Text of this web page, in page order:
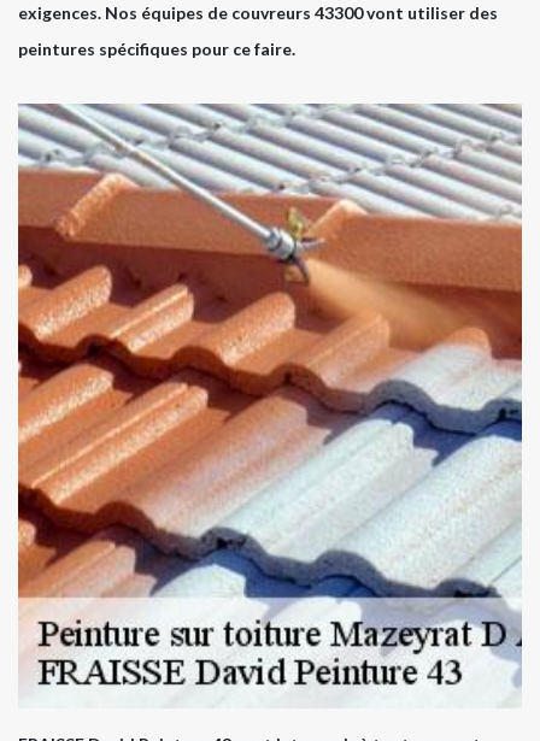
exigences. Nos équipes de couvreurs 43300 vont utiliser des
peintures spécifiques pour ce faire.